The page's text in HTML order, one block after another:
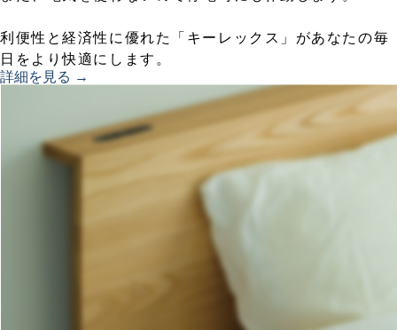
利便性と経済性に優れた「キーレックス」があなたの毎
日をより快適にします。
詳細を見る →